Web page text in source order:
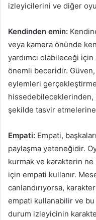
izleyicilerini ve diğer
Kendinden emin:
veya kamera önünde
yardımcı olabileceği
önemli beceridir.
eylemleri
şekilde tasvir etmelerine
Empati: Empati,
paylaşma yeteneğidir.
kurmak ve karakterin
için empati kullanır.
canlandırıyorsa,
empati kullanabilir ve
durum izleyicinin